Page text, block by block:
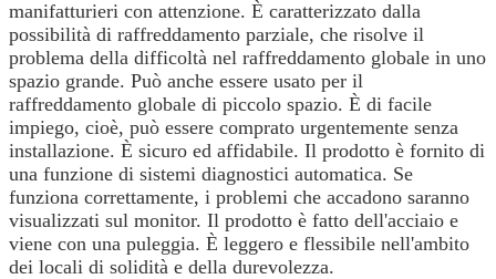
manifatturieri con attenzione. È caratterizzato dalla
possibilità di raffreddamento parziale, che risolve il
problema della difficoltà nel raffreddamento globale in uno
spazio grande. Può anche essere usato per il
raffreddamento globale di piccolo spazio. È di facile
impiego, cioè, può essere comprato urgentemente senza
installazione. È sicuro ed affidabile. Il prodotto è fornito di
una funzione di sistemi diagnostici automatica. Se
funziona correttamente, i problemi che accadono saranno
visualizzati sul monitor. Il prodotto è fatto dell'acciaio e
viene con una puleggia. È leggero e flessibile nell'ambito
dei locali di solidità e della durevolezza.